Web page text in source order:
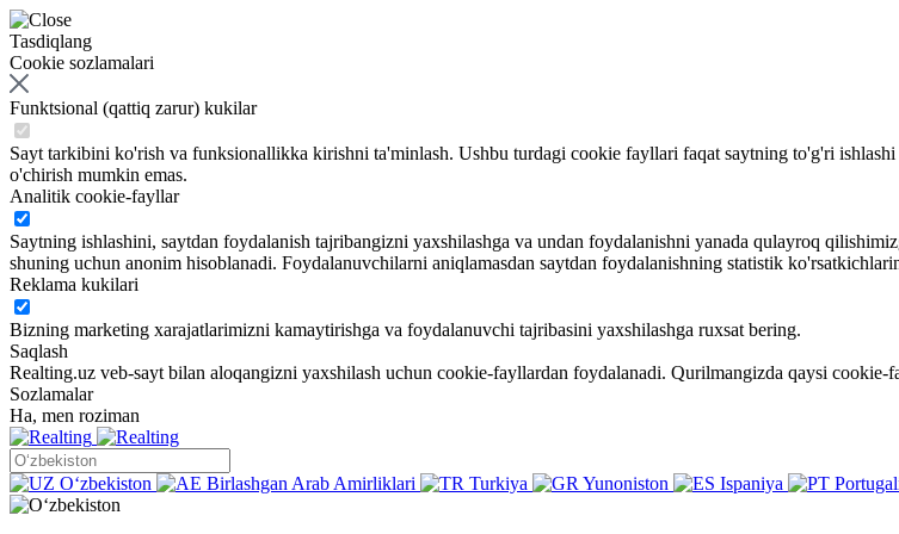
Tasdiqlang
Cookie sozlamalari
Funktsional (qattiq zarur) kukilar
Sayt tarkibini ko'rish va funksionallikka kirishni ta'minlash. Ushbu turdagi cookie fayllari faqat saytning to'g'ri
o'chirish mumkin emas.
Analitik cookie-fayllar
Saytning ishlashini, saytdan foydalanish tajribangizni yaxshilashga va undan foydalanishni yanada qulayroq
shuning uchun anonim hisoblanadi. Foydalanuvchilarni aniqlamasdan saytdan foydalanishning statistik
Reklama kukilari
Bizning marketing xarajatlarimizni kamaytirishga va foydalanuvchi tajribasini yaxshilashga ruxsat bering.
Saqlash
Realting.uz veb-sayt bilan aloqangizni yaxshilash uchun cookie-fayllardan foydalanadi. Qurilmangizda qaysi cookie-
Sozlamalar
Ha, men roziman
Oʻzbekiston Birlashgan Arab Amirliklari Turkiya Yunoniston Ispaniya